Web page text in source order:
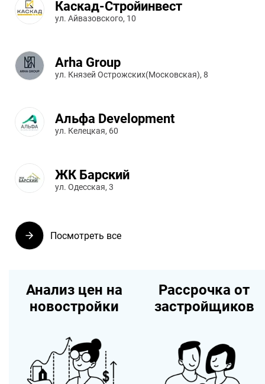
Каскад-Стройинвест
ул. Айвазовского, 10
Arha Group
ул. Князей Острожских(Московская), 8
Альфа Development
ул. Келецкая, 60
ЖК Барский
ул. Одесская, 3
Посмотреть все
Анализ цен на
новостройки
Рассрочка от
застройщиков